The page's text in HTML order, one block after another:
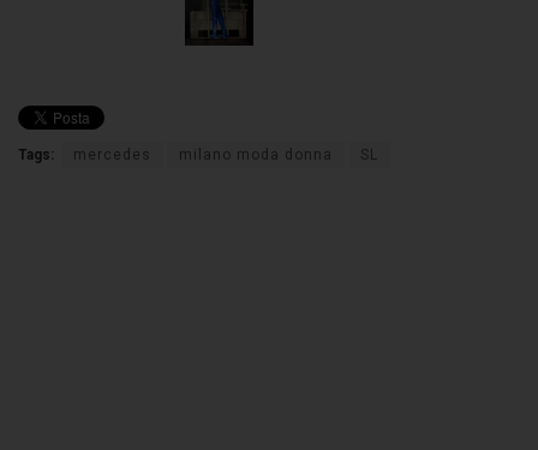
Tags: mercedes milano moda donna SL